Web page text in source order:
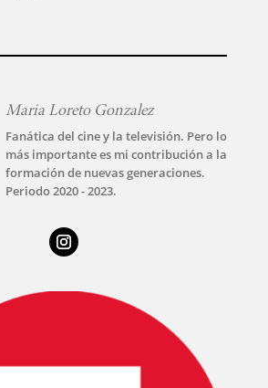
Maria Loreto Gonzalez
Fanática del cine y la televisión. Pero lo
más importante es mi contribución a la
formación de nuevas generaciones.
Periodo 2020 - 2023.